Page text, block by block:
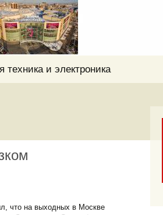
техника и электроника
что на выходных в Москве